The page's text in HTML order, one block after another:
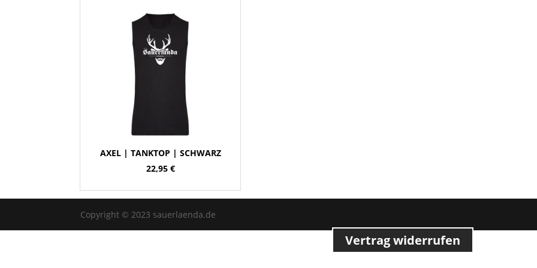
AXEL | TANKTOP | SCHWARZ
22,95 €
Copyright © 2023 sauerlaenda.de
Vertrag widerrufen